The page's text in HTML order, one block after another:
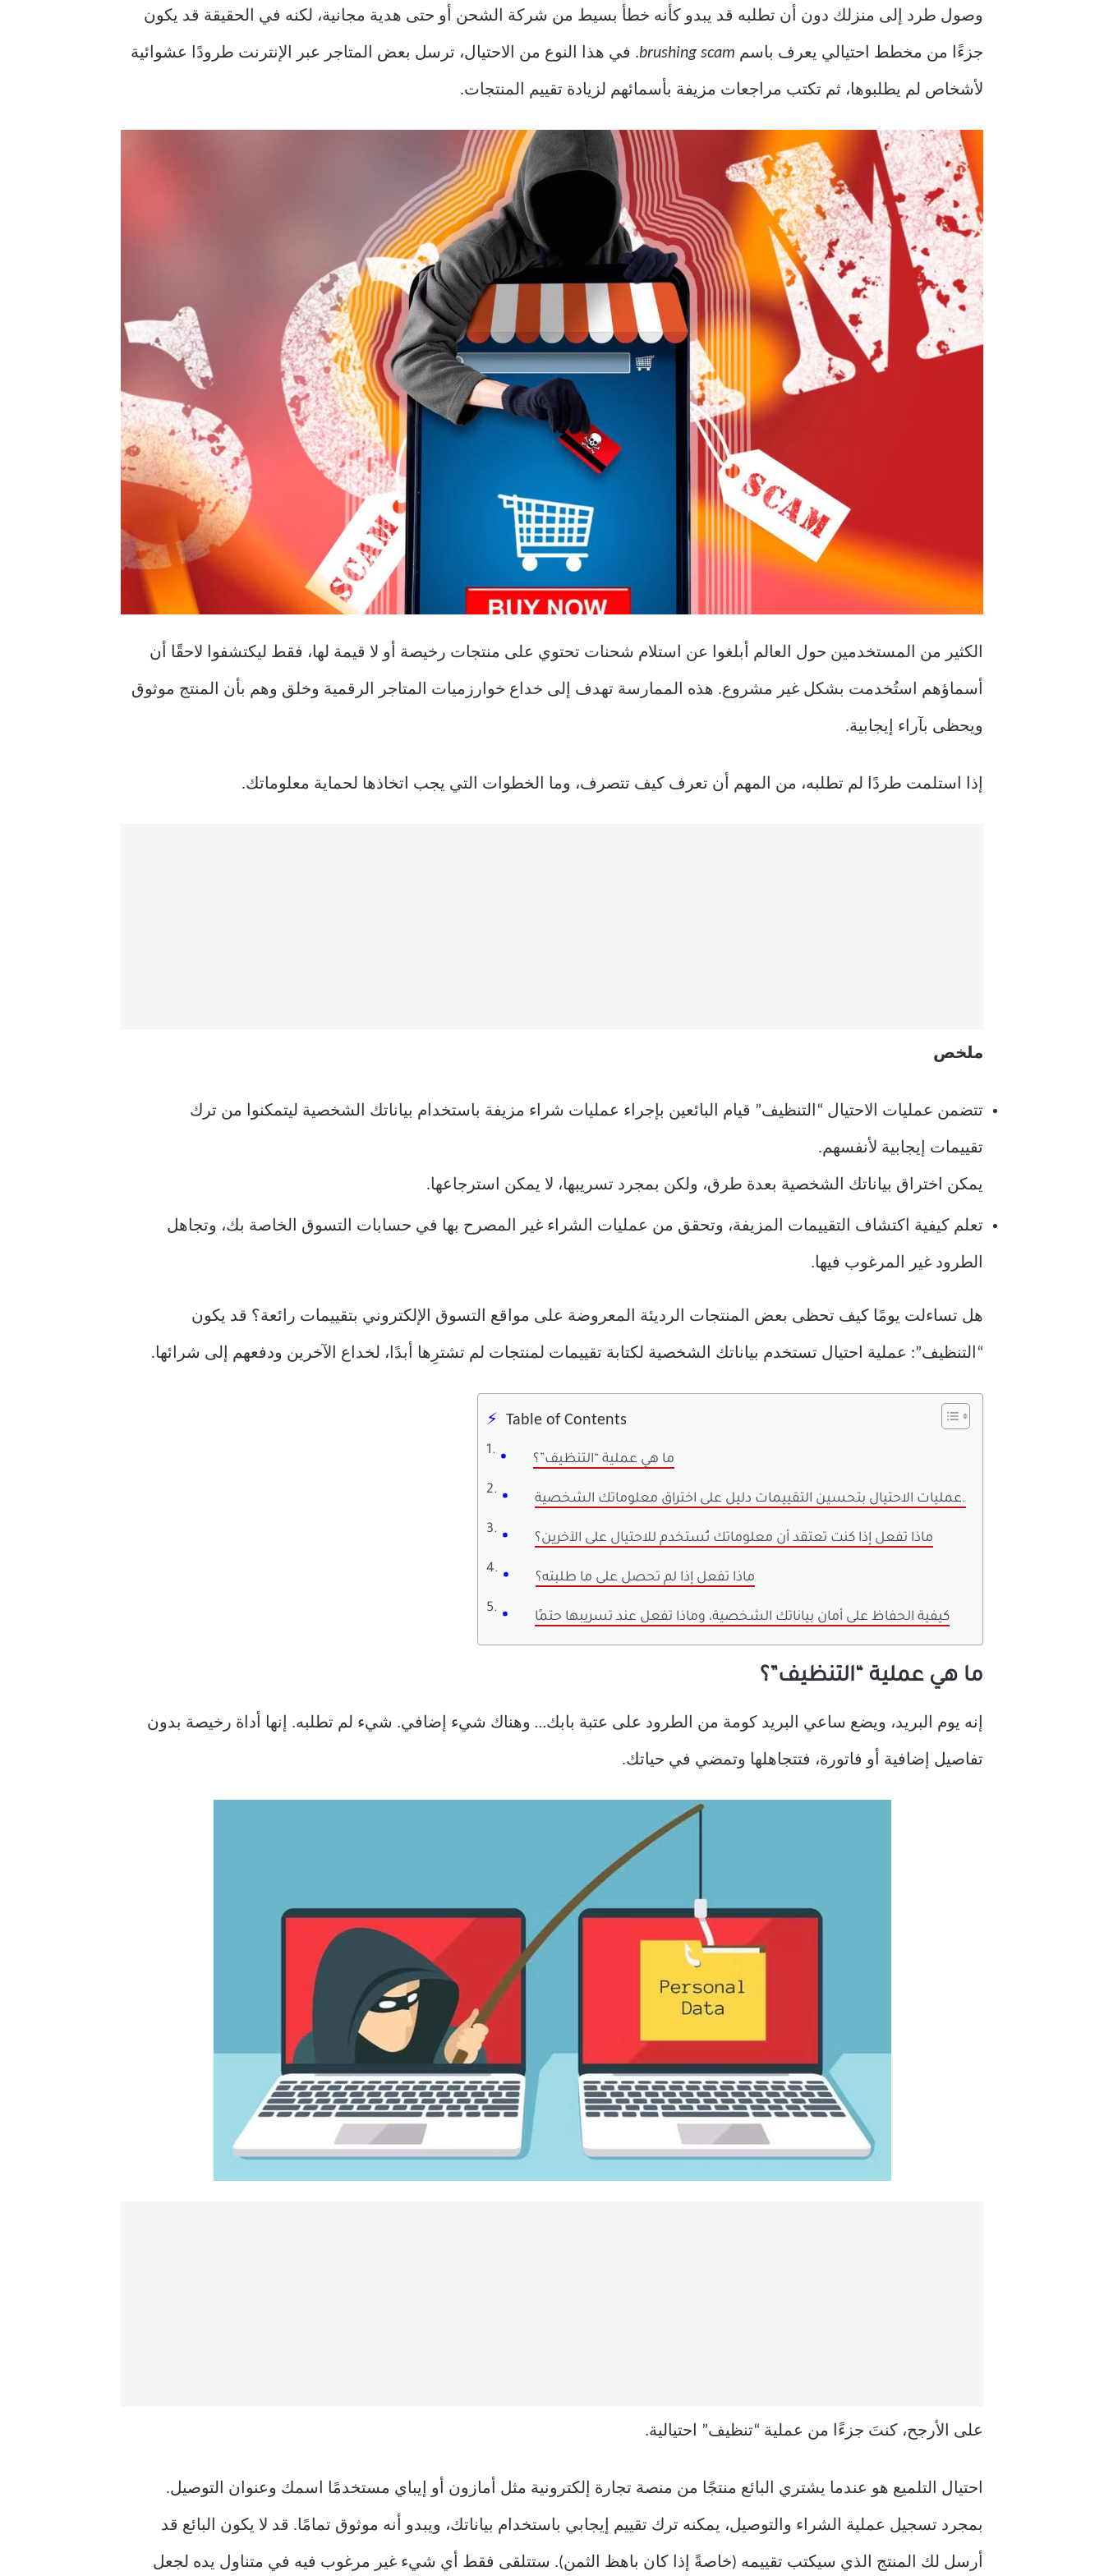
وصول طرد إلى منزلك دون أن تطلبه قد يبدو كأنه خطأ بسيط من شركة الشحن أو حتى هدية مجانية، لكنه في الحقيقة قد يكون
جزءًا من مخطط احتيالي يعرف باسم brushing scam. في هذا النوع من الاحتيال، ترسل بعض المتاجر عبر الإنترنت طرودًا عشوائية
لأشخاص لم يطلبوها، ثم تكتب مراجعات مزيفة بأسمائهم لزيادة تقييم المنتجات.
الكثير من المستخدمين حول العالم أبلغوا عن استلام شحنات تحتوي على منتجات رخيصة أو لا قيمة لها، فقط ليكتشفوا لاحقًا أن
أسماؤهم استُخدمت بشكل غير مشروع. هذه الممارسة تهدف إلى خداع خوارزميات المتاجر الرقمية وخلق وهم بأن المنتج موثوق
ويحظى بآراء إيجابية.
إذا استلمت طردًا لم تطلبه، من المهم أن تعرف كيف تتصرف، وما الخطوات التي يجب اتخاذها لحماية معلوماتك.
ملخص
تتضمن عمليات الاحتيال “التنظيف” قيام البائعين بإجراء عمليات شراء مزيفة باستخدام بياناتك الشخصية ليتمكنوا من ترك
تقييمات إيجابية لأنفسهم.
يمكن اختراق بياناتك الشخصية بعدة طرق، ولكن بمجرد تسريبها، لا يمكن استرجاعها.
تعلم كيفية اكتشاف التقييمات المزيفة، وتحقق من عمليات الشراء غير المصرح بها في حسابات التسوق الخاصة بك، وتجاهل
الطرود غير المرغوب فيها.
هل تساءلت يومًا كيف تحظى بعض المنتجات الرديئة المعروضة على مواقع التسوق الإلكتروني بتقييمات رائعة؟ قد يكون
“التنظيف”: عملية احتيال تستخدم بياناتك الشخصية لكتابة تقييمات لمنتجات لم تشترِها أبدًا، لخداع الآخرين ودفعهم إلى شرائها.
Table of Contents
ما هي عملية “التنظيف”؟
عمليات الاحتيال بتحسين التقييمات دليل على اختراق معلوماتك الشخصية.
ماذا تفعل إذا كنت تعتقد أن معلوماتك تُستخدم للاحتيال على الآخرين؟
ماذا تفعل إذا لم تحصل على ما طلبته؟
كيفية الحفاظ على أمان بياناتك الشخصية، وماذا تفعل عند تسريبها حتمًا
ما هي عملية “التنظيف”؟
إنه يوم البريد، ويضع ساعي البريد كومة من الطرود على عتبة بابك… وهناك شيء إضافي. شيء لم تطلبه. إنها أداة رخيصة بدون
تفاصيل إضافية أو فاتورة، فتتجاهلها وتمضي في حياتك.
على الأرجح، كنتَ جزءًا من عملية “تنظيف” احتيالية.
احتيال التلميع هو عندما يشتري البائع منتجًا من منصة تجارة إلكترونية مثل أمازون أو إيباي مستخدمًا اسمك وعنوان التوصيل.
بمجرد تسجيل عملية الشراء والتوصيل، يمكنه ترك تقييم إيجابي باستخدام بياناتك، ويبدو أنه موثوق تمامًا. قد لا يكون البائع قد
أرسل لك المنتج الذي سيكتب تقييمه (خاصةً إذا كان باهظ الثمن). ستتلقى فقط أي شيء غير مرغوب فيه في متناول يده لجعل